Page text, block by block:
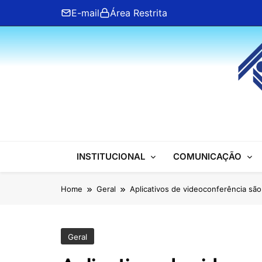
content
E-mail Área Restrita
ANFIP Nacional
INSTITUCIONAL COMUNICAÇÃO
Home Geral Aplicativos de videoconferência
Geral